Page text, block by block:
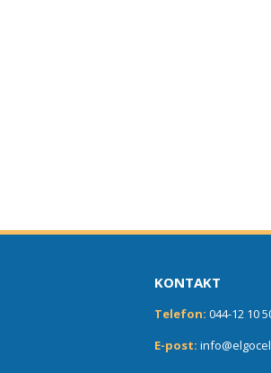
KONTAKT
Telefon: 044-12 10
E-post: